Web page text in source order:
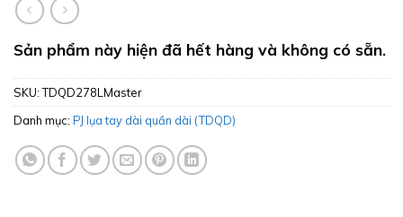
Sản phẩm này hiện đã hết hàng và không có sẵn.
SKU:TDQD278LMaster
Danh mục: PJ lụa tay dài quần dài (TDQD)